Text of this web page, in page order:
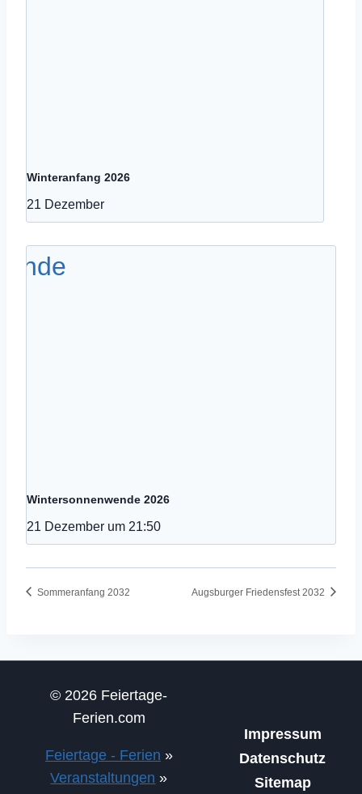
Winteranfang 2026
21 Dezember
Wintersonnenwende 2026
21 Dezember um 21:50
Sommeranfang 2032 Augsburger Friedensfest 2032
© 2026 Feiertage-
Ferien.com
Feiertage - Ferien »
Veranstaltungen »
Impressum
Datenschutz
Sitemap